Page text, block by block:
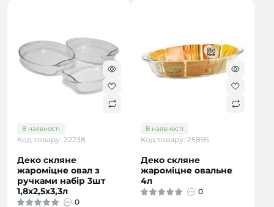
В наявності
Код товару: 22238
Деко скляне
жароміцне овал з
ручками набір 3шт
1,8х2,5х3,3л
0
В наявності
Код товару: 25895
Деко скляне
жароміцне овальне
4л
0